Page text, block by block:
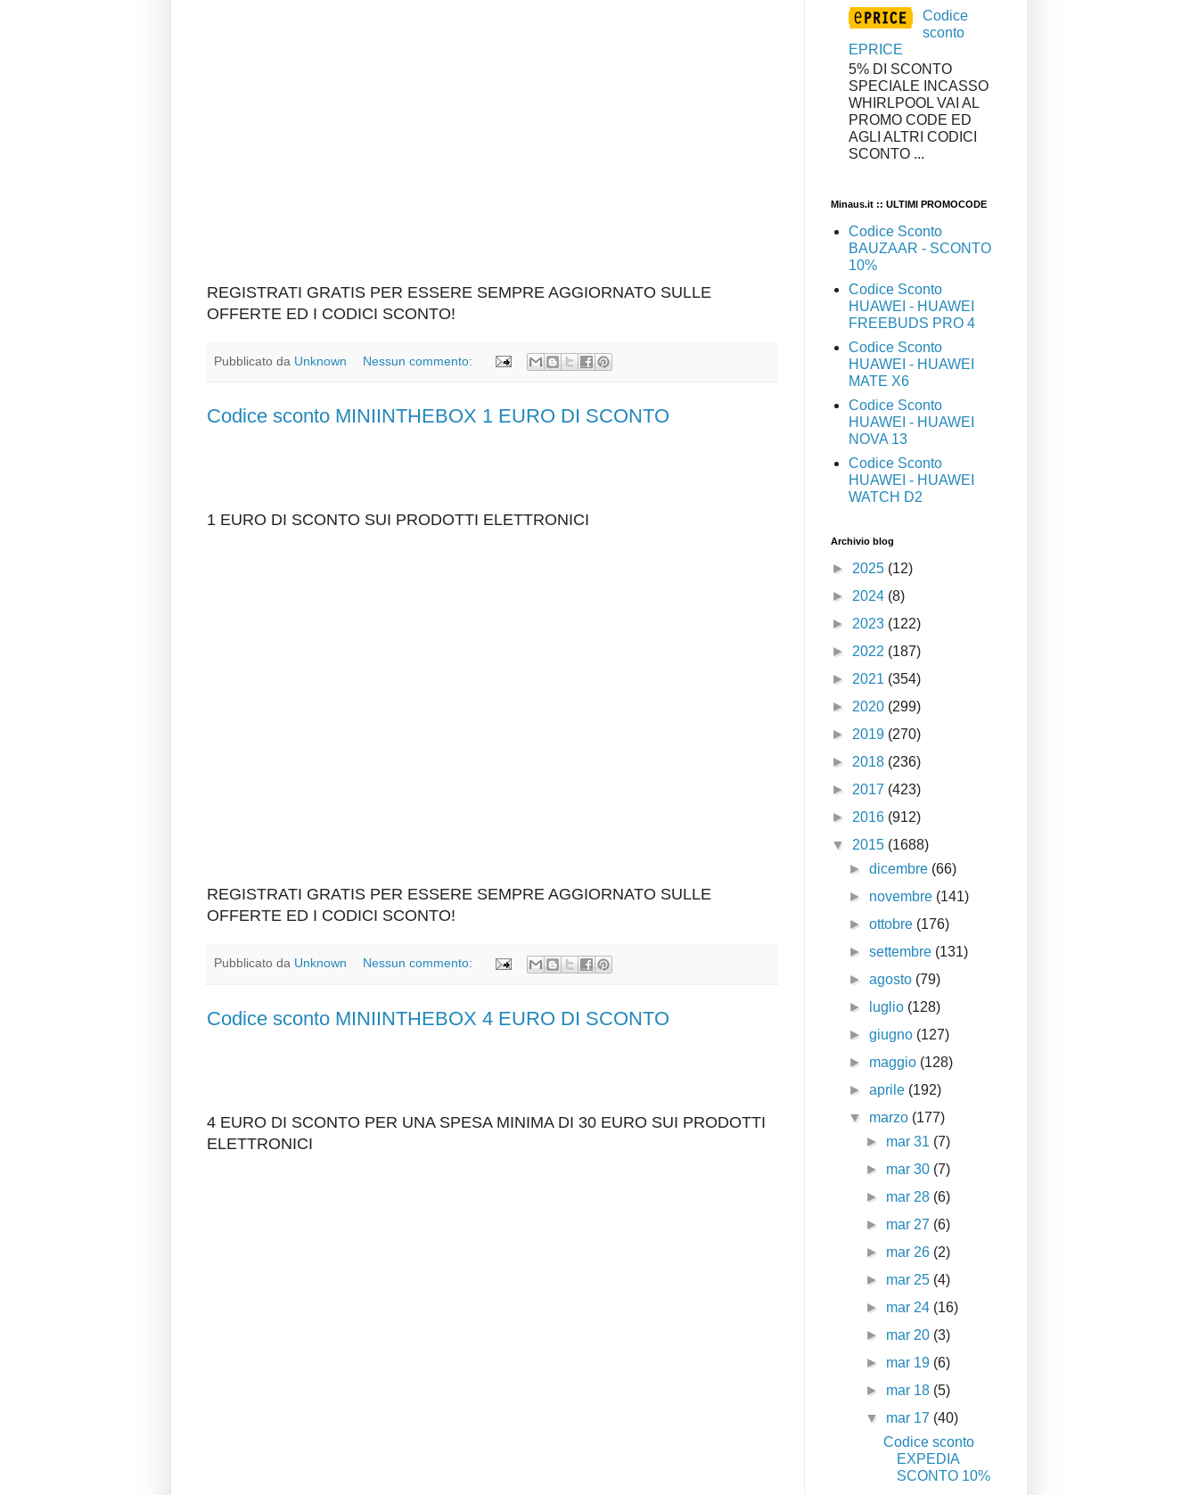
REGISTRATI GRATIS PER ESSERE SEMPRE AGGIORNATO SULLE
OFFERTE ED I CODICI SCONTO!
Pubblicato da Unknown Nessun commento:
Codice sconto MINIINTHEBOX 1 EURO DI SCONTO
1 EURO DI SCONTO SUI PRODOTTI ELETTRONICI
REGISTRATI GRATIS PER ESSERE SEMPRE AGGIORNATO SULLE
OFFERTE ED I CODICI SCONTO!
Pubblicato da Unknown Nessun commento:
Codice sconto MINIINTHEBOX 4 EURO DI SCONTO
4 EURO DI SCONTO PER UNA SPESA MINIMA DI 30 EURO SUI PRODOTTI
ELETTRONICI
Codice
sconto
EPRICE
5% DI SCONTO
SPECIALE INCASSO
WHIRLPOOL VAI AL
PROMO CODE ED
AGLI ALTRI CODICI
SCONTO ...
Minaus.it :: ULTIMI PROMOCODE
Codice Sconto
BAUZAAR - SCONTO
10%
Codice Sconto
HUAWEI - HUAWEI
FREEBUDS PRO 4
Codice Sconto
HUAWEI - HUAWEI
MATE X6
Codice Sconto
HUAWEI - HUAWEI
NOVA 13
Codice Sconto
HUAWEI - HUAWEI
WATCH D2
Archivio blog
► 2025 (12)
► 2024 (8)
► 2023 (122)
► 2022 (187)
► 2021 (354)
► 2020 (299)
► 2019 (270)
► 2018 (236)
► 2017 (423)
► 2016 (912)
▼ 2015 (1688)
►dicembre (66)
► novembre (141)
►ottobre (176)
►settembre (131)
►agosto (79)
►
luglio (128)
►giugno (127)
► maggio (128)
►aprile (192)
▼ marzo (177)
► mar 31 (7)
► mar 30 (7)
► mar 28 (6)
► mar 27 (6)
► mar 26 (2)
► mar 25 (4)
► mar 24 (16)
► mar 20 (3)
► mar 19 (6)
► mar 18 (5)
▼ mar 17 (40)
Codice sconto
EXPEDIA
SCONTO 10%